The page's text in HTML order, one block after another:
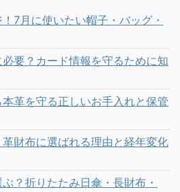
7月に使いたい帽子・バッグ・
要？カード情報を守るために知
革を守る正しいお手入れと保管
財布に選ばれる理由と経年変化
？折りたたみ日傘・長財布・